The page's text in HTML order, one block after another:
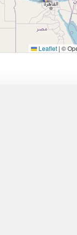
Leaflet | ©